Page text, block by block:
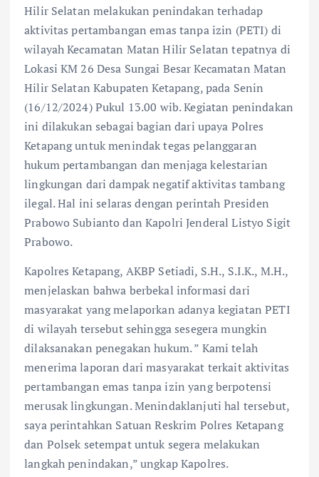
Hilir Selatan melakukan penindakan terhadap
aktivitas pertambangan emas tanpa izin (PETI) di
wilayah Kecamatan Matan Hilir Selatan tepatnya di
Lokasi KM 26 Desa Sungai Besar Kecamatan Matan
Hilir Selatan Kabupaten Ketapang, pada Senin
(16/12/2024) Pukul 13.00 wib. Kegiatan penindakan
ini dilakukan sebagai bagian dari upaya Polres
Ketapang untuk menindak tegas pelanggaran
hukum pertambangan dan menjaga kelestarian
lingkungan dari dampak negatif aktivitas tambang
ilegal. Hal ini selaras dengan perintah Presiden
Prabowo Subianto dan Kapolri Jenderal Listyo Sigit
Prabowo.
Kapolres Ketapang, AKBP Setiadi, S.H., S.I.K., M.H.,
menjelaskan bahwa berbekal informasi dari
masyarakat yang melaporkan adanya kegiatan PETI
di wilayah tersebut sehingga sesegera mungkin
dilaksanakan penegakan hukum. ” Kami telah
menerima laporan dari masyarakat terkait aktivitas
pertambangan emas tanpa izin yang berpotensi
merusak lingkungan. Menindaklanjuti hal tersebut,
saya perintahkan Satuan Reskrim Polres Ketapang
dan Polsek setempat untuk segera melakukan
langkah penindakan,” ungkap Kapolres.